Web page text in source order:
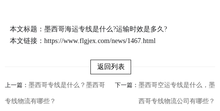
本文标题：墨西哥海运专线是什么?运输时效是多久?
本文链接： https://www.flgjex.com/news/1467.html
返回列表
上一篇： 墨西哥专线是什么？墨西哥
专线物流有哪些？
下一篇： 墨西哥空运专线是什么，墨
西哥专线物流公司有哪些？